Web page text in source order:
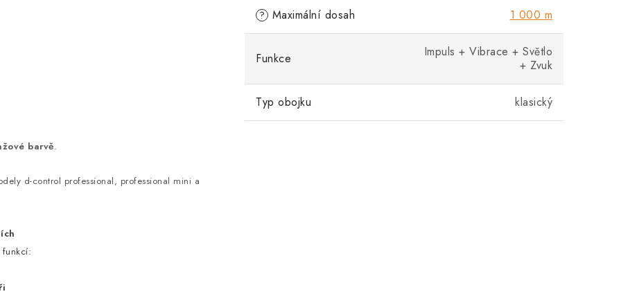
barvě.
d-control professional, professional mini a
? Maximální dosah 1 000 m
Funkce
Impuls + Vibrace + Světlo
+ Zvuk
Typ obojku klasický